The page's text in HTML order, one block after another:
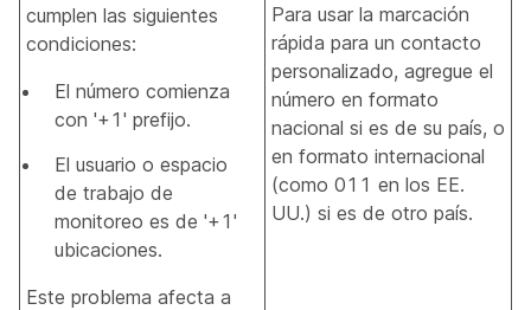
cumplen las siguientes
condiciones:
El número comienza
con '+1' prefijo.
El usuario o espacio
de trabajo de
monitoreo es de '+1'
ubicaciones.
Este problema afecta a
Para usar la marcación
rápida para un contacto
personalizado, agregue el
número en formato
nacional si es de su país, o
en formato internacional
(como 011 en los EE.
UU.) si es de otro país.